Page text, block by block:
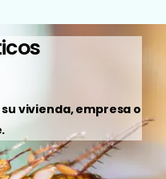
vivienda, empresa o